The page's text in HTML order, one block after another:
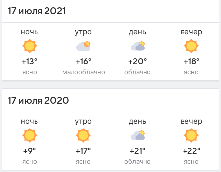
17 июля 2021
ночь
+13°
ясно
утро
+16°
малооблачно
день
+20°
облачно
вечер
+18°
ясно
17 июля 2020
ночь
+9°
ясно
утро
+17°
ясно
день
+21°
облачно
вечер
+22°
ясно